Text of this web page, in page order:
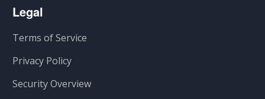
Legal
Terms of Service
Privacy Policy
Security Overview